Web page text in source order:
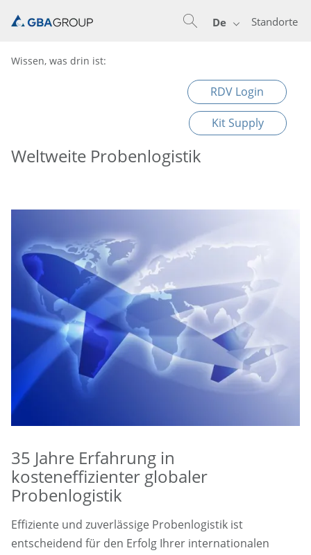
Standorte
De
Wissen, was drin ist:
RDV Login
Kit Supply
Weltweite Probenlogistik
35 Jahre Erfahrung in
kosteneffizienter globaler
Probenlogistik
Effiziente und zuverlässige Probenlogistik ist
entscheidend für den Erfolg Ihrer internationalen